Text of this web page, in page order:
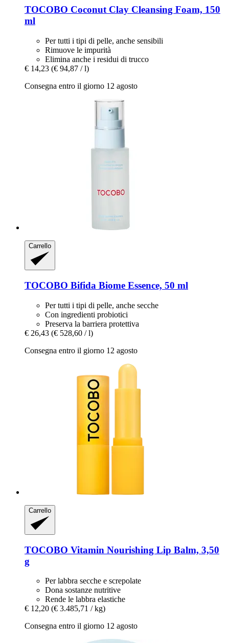
TOCOBO Coconut Clay Cleansing Foam, 150
ml
Per tutti i tipi di pelle, anche sensibili
Rimuove le impurità
Elimina anche i residui di trucco
€ 14,23 (€ 94,87 / l)
Consegna entro il giorno 12 agosto
Carrello
TOCOBO Bifida Biome Essence, 50 ml
Per tutti i tipi di pelle, anche secche
Con ingredienti probiotici
Preserva la barriera protettiva
€ 26,43 (€ 528,60 / l)
Consegna entro il giorno 12 agosto
Carrello
TOCOBO Vitamin Nourishing Lip Balm, 3,50
g
Per labbra secche e screpolate
Dona sostanze nutritive
Rende le labbra elastiche
€ 12,20 (€ 3.485,71 / kg)
Consegna entro il giorno 12 agosto